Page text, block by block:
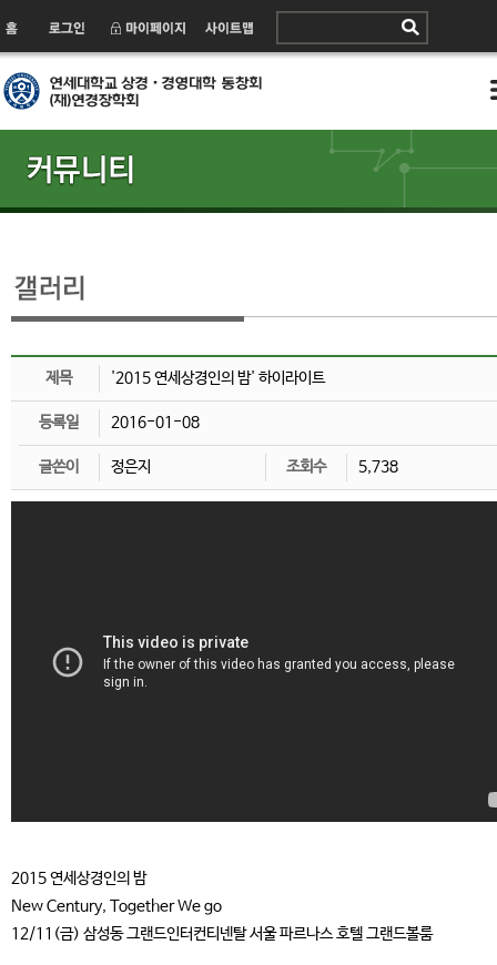
제목 '2015 연세상경인의 밤' 하이라이트
등록일 2016-01-08
글쓴이 정은지 조회수 5,738
2015 연세상경인의 밤
New Century, Together We go
12/11(금) 삼성동 그랜드인터컨티넨탈 서울 파르나스 호텔 그랜드볼룸